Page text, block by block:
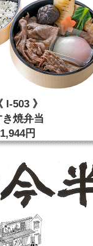
I-503 》
き焼弁当
1,944円